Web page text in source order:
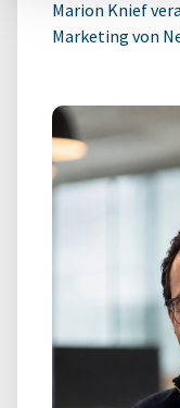
Marion Knief
Marketing von